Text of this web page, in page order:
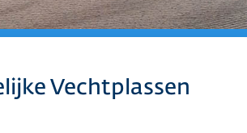
Vechtplassen